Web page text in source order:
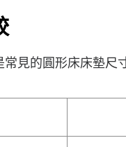
見的圓形床床墊尺